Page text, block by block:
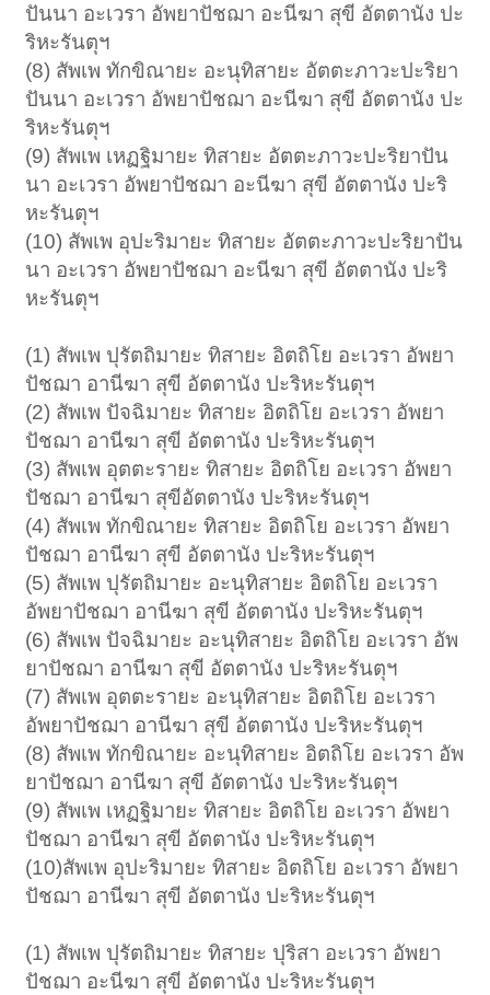
ปันนา อะเวรา อัพยาปัชฌา อะนีฆา สุขี อัตตานัง ปะ
ริหะรันตุฯ
(8) สัพเพ ทักขิณายะ อะนุทิสายะ อัตตะภาวะปะริยา
ปันนา อะเวรา อัพยาปัชฌา อะนีฆา สุขี อัตตานัง ปะ
ริหะรันตุฯ
(9) สัพเพ เหฏฐิมายะ ทิสายะ อัตตะภาวะปะริยาปัน
นา อะเวรา อัพยาปัชฌา อะนีฆา สุขี อัตตานัง ปะริ
หะรันตุฯ
(10) สัพเพ อุปะริมายะ ทิสายะ อัตตะภาวะปะริยาปัน
นา อะเวรา อัพยาปัชฌา อะนีฆา สุขี อัตตานัง ปะริ
หะรันตุฯ
(1) สัพเพ ปุรัตถิมายะ ทิสายะ อิตถิโย อะเวรา อัพยา
ปัชฌา อานีฆา สุขี อัตตานัง ปะริหะรันตุฯ
(2) สัพเพ ปัจฉิมายะ ทิสายะ อิตถิโย อะเวรา อัพยา
ปัชฌา อานีฆา สุขี อัตตานัง ปะริหะรันตุฯ
(3) สัพเพ อุตตะรายะ ทิสายะ อิตถิโย อะเวรา อัพยา
ปัชฌา อานีฆา สุขีอัตตานัง ปะริหะรันตุฯ
(4) สัพเพ ทักขิณายะ ทิสายะ อิตถิโย อะเวรา อัพยา
ปัชฌา อานีฆา สุขี อัตตานัง ปะริหะรันตุฯ
(5) สัพเพ ปุรัตถิมายะ อะนุทิสายะ อิตถิโย อะเวรา
อัพยาปัชฌา อานีฆา สุขี อัตตานัง ปะริหะรันตุฯ
(6) สัพเพ ปัจฉิมายะ อะนุทิสายะ อิตถิโย อะเวรา อัพ
ยาปัชฌา อานีฆา สุขี อัตตานัง ปะริหะรันตุฯ
(7) สัพเพ อุตตะรายะ อะนุทิสายะ อิตถิโย อะเวรา
อัพยาปัชฌา อานีฆา สุขี อัตตานัง ปะริหะรันตุฯ
(8) สัพเพ ทักขิณายะ อะนุทิสายะ อิตถิโย อะเวรา อัพ
ยาปัชฌา อานีฆา สุขี อัตตานัง ปะริหะรันตุฯ
(9) สัพเพ เหฏฐิมายะ ทิสายะ อิตถิโย อะเวรา อัพยา
ปัชฌา อานีฆา สุขี อัตตานัง ปะริหะรันตุฯ
(10)สัพเพ อุปะริมายะ ทิสายะ อิตถิโย อะเวรา อัพยา
ปัชฌา อานีฆา สุขี อัตตานัง ปะริหะรันตุฯ
(1) สัพเพ ปุรัตถิมายะ ทิสายะ ปุริสา อะเวรา อัพยา
ปัชฌา อะนีฆา สุขี อัตตานัง ปะริหะรันตุฯ